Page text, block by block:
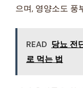
으며, 영양소도 풍
READ 당뇨 전
로 먹는 법